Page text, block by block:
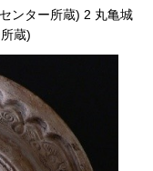
ンター所蔵) 2 丸亀城
蔵)